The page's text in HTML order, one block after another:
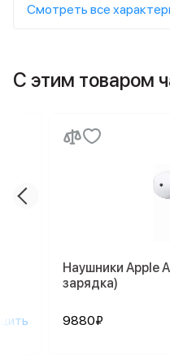
Смотреть все
С этим товаром
Наушники Apple
зарядка)
9880₽